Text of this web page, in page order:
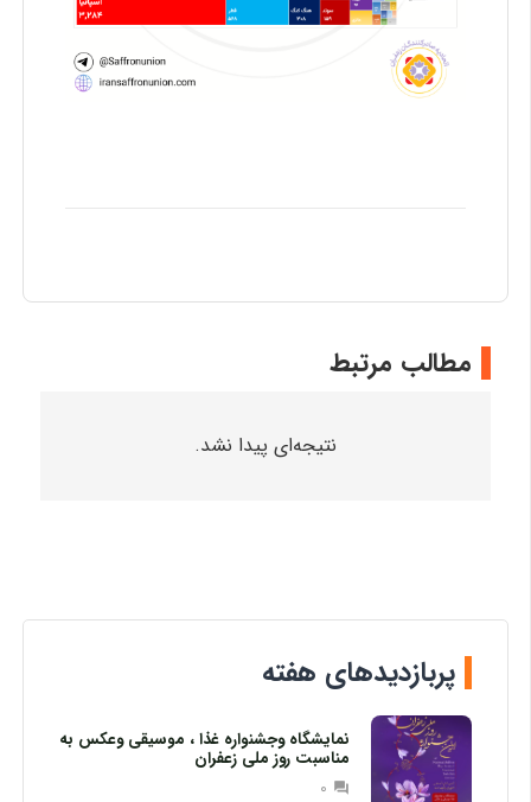
مطالب مرتبط
نتیجه‌ای پیدا نشد.
پربازدیدهای هفته
نمایشگاه وجشنواره غذا ، موسیقی وعکس به
مناسبت روز ملی زعفران
question_answer
0